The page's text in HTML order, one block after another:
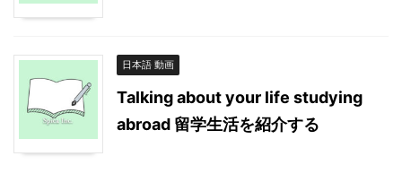
日本語 動画
Talking about your life studying
abroad 留学生活を紹介する